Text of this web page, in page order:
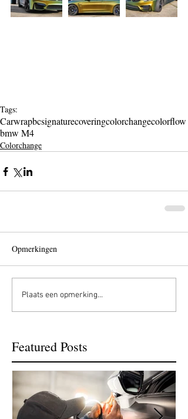
Tags:
Carwrapbcsignaturecoveringcolorchangecolorflow
bmw M4
Colorchange
Opmerkingen
Plaats een opmerking...
Featured Posts